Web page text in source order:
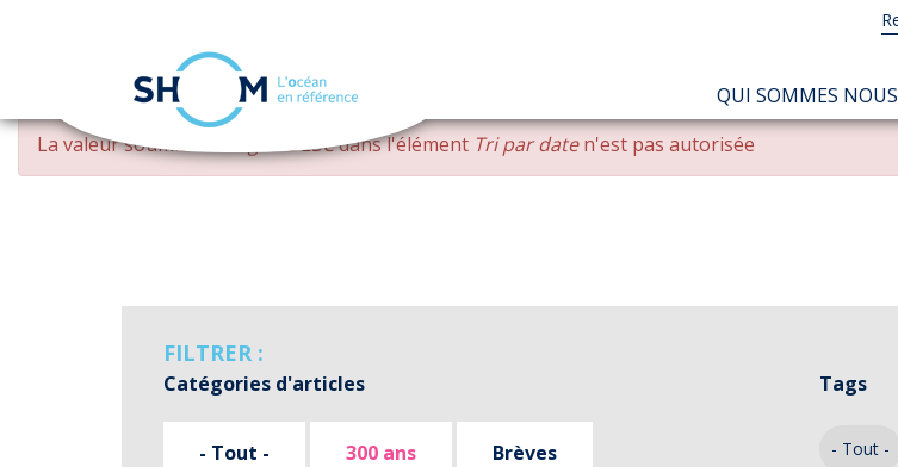
Aller
contenu
NAVIGATION
PRINCIPALE
QUI SOMMES
MESSAGE
D'ERREUR
La valeur soumise changed DESCdans l'élément Tri par daten'est pas autorisée
FILTRER :
Catégories d'articles
- Tout - 300 ans Brèves
Tags
- Tout -